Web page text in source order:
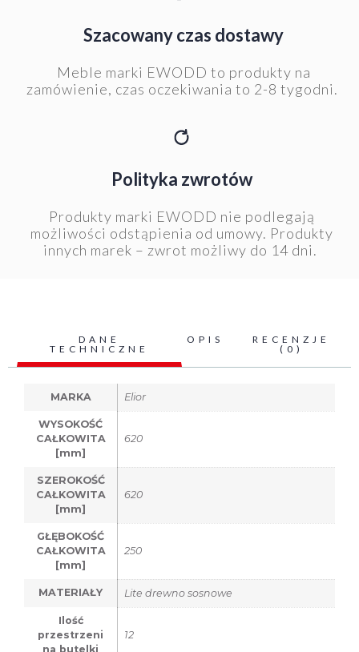
Szacowany czas dostawy
Meble marki EWODD to produkty na
zamówienie, czas oczekiwania to 2-8 tygodni.
Polityka zwrotów
Produkty marki EWODD nie podlegają
możliwości odstąpienia od umowy. Produkty
innych marek – zwrot możliwy do 14 dni.
DANE
TECHNICZNE
OPIS
RECENZJE
(0)
MARKA Elior
WYSOKOŚĆ
CAŁKOWITA
[mm]
620
SZEROKOŚĆ
CAŁKOWITA
[mm]
620
GŁĘBOKOŚĆ
CAŁKOWITA
[mm]
250
MATERIAŁY Lite drewno sosnowe
Ilość
przestrzeni
na butelki
12